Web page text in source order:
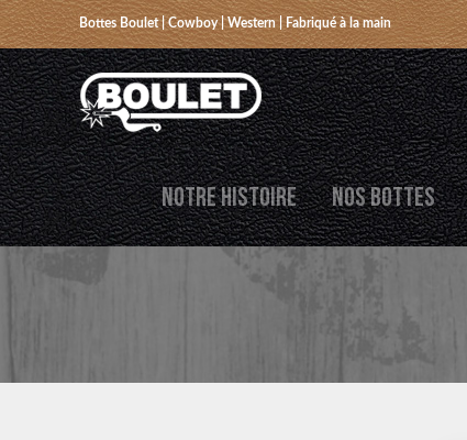
Bottes Boulet | Cowboy | Western | Fabriqué à la main
NOTRE HISTOIRE NOS BOTTES